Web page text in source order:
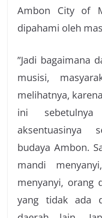
Ambon City of
dipahami oleh
”Jadi bagaimana
musisi,
melihatnya,
ini
aksentuasinya
budaya Ambon.
mandi
menyanyi, orang
yang tidak ada